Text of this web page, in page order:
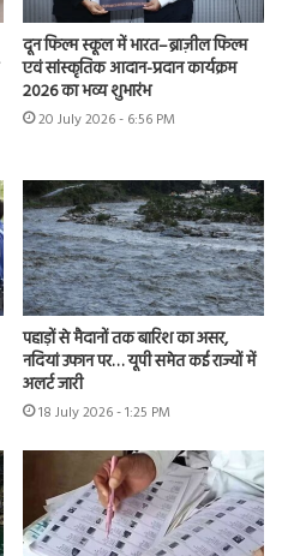
दून फिल्म स्कूल में भारत–ब्राज़ील फिल्म
एवं सांस्कृतिक आदान-प्रदान कार्यक्रम
2026 का भव्य शुभारंभ
20 July 2026 - 6:56 PM
पहाड़ों से मैदानों तक बारिश का असर,
नदियां उफान पर… यूपी समेत कई राज्यों में
अलर्ट जारी
18 July 2026 - 1:25 PM